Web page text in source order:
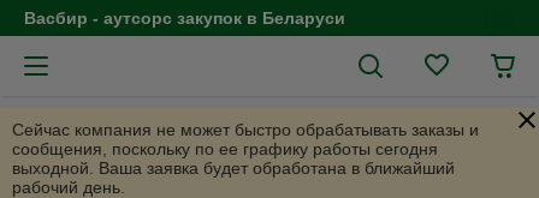
Васбир - аутсорс закупок в Беларуси
Сейчас компания не может быстро обрабатывать заказы и
сообщения, поскольку по ее графику работы сегодня
выходной. Ваша заявка будет обработана в ближайший
рабочий день.